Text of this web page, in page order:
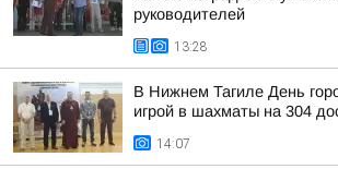
руководителей
13:28
В Нижнем Тагиле День
игрой в шахматы на 304
14:07